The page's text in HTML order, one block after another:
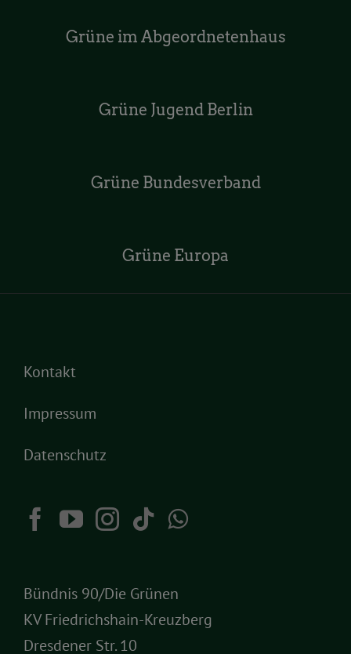
Grüne im Abgeordnetenhaus
Grüne Jugend Berlin
Grüne Bundesverband
Grüne Europa
Kontakt
Impressum
Datenschutz
Bündnis 90/Die Grünen
KV Friedrichshain-Kreuzberg
Dresdener Str. 10